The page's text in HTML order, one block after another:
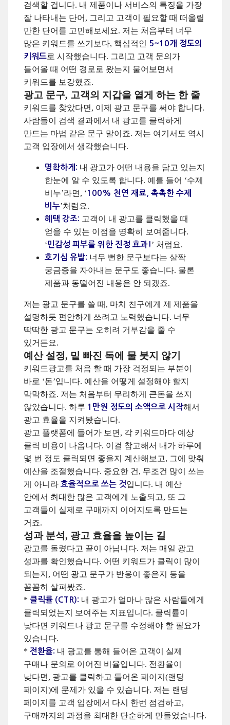
검색할 겁니다. 내 제품이나 서비스의 특징을 가장
잘 나타내는 단어, 그리고 고객이 필요할 때 떠올릴
만한 단어를 고민해보세요. 저는 처음부터 너무
많은 키워드를 쓰기보다, 핵심적인 5~10개 정도의
키워드 로 시작했습니다. 그리고 고객 문의가
들어올 때 어떤 경로로 왔는지 물어보면서
키워드를 보강했죠.
광고 문구, 고객의 지갑을 열게 하는 한 줄
키워드를 찾았다면, 이제 광고 문구를 써야 합니다.
사람들이 검색 결과에서 내 광고를 클릭하게
만드는 마법 같은 문구 말이죠. 저는 여기서도 역시
고객 입장에서 생각했습니다.
명확하게: 내 광고가 어떤 내용을 담고 있는지
한눈에 알 수 있도록 합니다. 예를 들어 ‘수제
비누’라면, ‘100% 천연 재료, 촉촉한 수제
비누’처럼요.
혜택 강조: 고객이 내 광고를 클릭했을 때
얻을 수 있는 이점을 명확히 보여줍니다.
‘민감성 피부를 위한 진정 효과! ’ 처럼요.
호기심 유발: 너무 뻔한 문구보다는 살짝
궁금증을 자아내는 문구도 좋습니다. 물론
제품과 동떨어진 내용은 안 되겠죠.
저는 광고 문구를 쓸 때, 마치 친구에게 제 제품을
설명하듯 편안하게 쓰려고 노력했습니다. 너무
딱딱한 광고 문구는 오히려 거부감을 줄 수
있거든요.
예산 설정, 밑 빠진 독에 물 붓지 않기
키워드광고를 처음 할 때 가장 걱정되는 부분이
바로 ‘돈’입니다. 예산을 어떻게 설정해야 할지
막막하죠. 저는 처음부터 무리하게 큰돈을 쓰지
않았습니다. 하루 1만원 정도의 소액으로 시작해서
광고 효율을 지켜봤습니다.
광고 플랫폼에 들어가 보면, 각 키워드마다 예상
클릭 비용이 나옵니다. 이걸 참고해서 내가 하루에
몇 번 정도 클릭되면 좋을지 계산해보고, 그에 맞춰
예산을 조절했습니다. 중요한 건, 무조건 많이 쓰는
게 아니라 효율적으로 쓰는 것입니다. 내 예산
안에서 최대한 많은 고객에게 노출되고, 또 그
고객들이 실제로 구매까지 이어지도록 만드는
거죠.
성과 분석, 광고 효율을 높이는 길
광고를 돌렸다고 끝이 아닙니다. 저는 매일 광고
성과를 확인했습니다. 어떤 키워드가 클릭이 많이
되는지, 어떤 광고 문구가 반응이 좋은지 등을
꼼꼼히 살펴봤죠.
* 클릭률 (CTR): 내 광고가 얼마나 많은 사람들에게
클릭되었는지 보여주는 지표입니다. 클릭률이
낮다면 키워드나 광고 문구를 수정해야 할 필요가
있습니다.
* 전환율: 내 광고를 통해 들어온 고객이 실제
구매나 문의로 이어진 비율입니다. 전환율이
낮다면, 광고를 클릭하고 들어온 페이지(랜딩
페이지)에 문제가 있을 수 있습니다. 저는 랜딩
페이지를 고객 입장에서 다시 한번 점검하고,
구매까지의 과정을 최대한 단순하게 만들었습니다.